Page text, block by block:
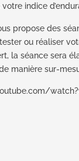
votre indice
propose des
ou réaliser
la séance sera
manière sur-